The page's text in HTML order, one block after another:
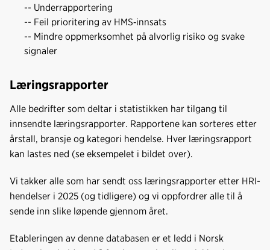
-- Underrapportering
-- Feil prioritering av HMS‑innsats
-- Mindre oppmerksomhet på alvorlig risiko og svake
signaler
Læringsrapporter
Alle bedrifter som deltar i statistikken har tilgang til
innsendte læringsrapporter. Rapportene kan sorteres etter
årstall, bransje og kategori hendelse. Hver læringsrapport
kan lastes ned (se eksempelet i bildet over).
Vi takker alle som har sendt oss læringsrapporter etter HRI-
hendelser i 2025 (og tidligere) og vi oppfordrer alle til å
sende inn slike løpende gjennom året.
Etableringen av denne databasen er et ledd i Norsk